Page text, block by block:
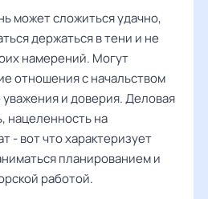
может сложиться удачно,
держаться в тени и не
намерений. Могут
отношения с начальством
и доверия. Деловая
нацеленность на
- вот что характеризует
планированием и
работой.